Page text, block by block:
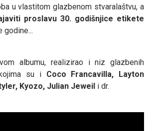
u vlastitom glazbenom stvaralaštvu, a
proslavu 30. godišnjice etikete
godine...
albumu, realizirao i niz glazbenih
su i Coco Francavilla, Layton
Kyozo, Julian Jeweil i dr.